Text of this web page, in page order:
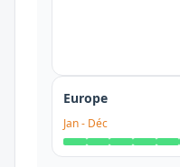
Europe
Jan- Déc